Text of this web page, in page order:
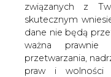
związanych z
skutecznym
dane nie będą
ważna prawnie
przetwarzania,
praw i wolności
Naimskiego